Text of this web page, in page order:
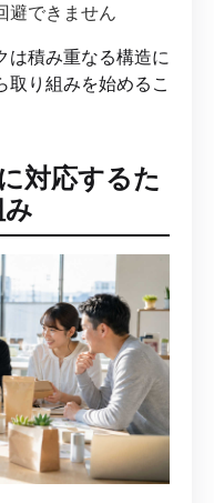
避できません
は積み重なる構造に
取り組みを始めるこ
対応するた